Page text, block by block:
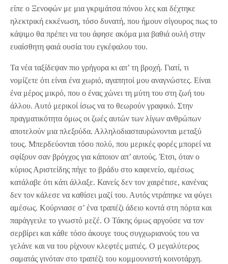
είπε ο Ξενοφών με μια γκριμάτσα πόνου λες και δέχτηκε
ηλεκτρική εκκένωση, τόσο δυνατή, που ήμουν σίγουρος πως το
κάψιμο θα πρέπει να του άφησε ακόμα μια βαθιά ουλή στην
ευαίσθητη φαιά ουσία του εγκέφαλου του.
Τα νέα ταξίδεψαν πιο γρήγορα κι απ’ τη βροχή. Γιατί, τι
νομίζετε ότι είναι ένα χωριό, αγαπητοί μου αναγνώστες. Είναι
ένα μέρος μικρό, που ο ένας χώνει τη μύτη του στη ζωή του
άλλου. Αυτό μερικοί ίσως να το θεωρούν γραφικό. Στην
πραγματικότητα όμως οι ζωές αυτών των λίγων ανθρώπων
αποτελούν μια πλεξούδα. Αλληλοδιασταυρώνονται μεταξύ
τους. Μπερδεύονται τόσο πολύ, που μερικές φορές μπορεί να
σφίξουν σαν βρόγχος για κάποιον απ’ αυτούς. Έτσι, όταν ο
κύριος Αριστείδης πήγε το βράδυ στο καφενείο, αμέσως
κατάλαβε ότι κάτι άλλαξε. Κανείς δεν τον χαιρέτισε, κανένας
δεν τον κάλεσε να καθίσει μαζί του. Αυτός ντράπηκε να φύγει
αμέσως. Κούρνιασε σ’ ένα τραπέζι άδειο κοντά στη πόρτα και
παράγγειλε το γνωστό μεζέ. Ο Τάκης όμως αργούσε να τον
σερβίρει και κάθε τόσο άκουγε τους συγχωριανούς του να
γελάνε και να του ρίχνουν κλεφτές ματιές. Ο μεγαλύτερος
σαματάς γινόταν στο τραπέζι του κομμουνιστή κοινοτάρχη.